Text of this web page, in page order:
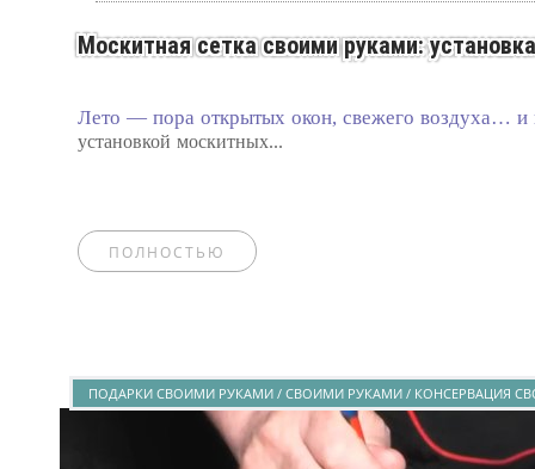
Москитная сетка своими руками:
Лето — пора открытых окон, свежего воздуха…
установкой москитных...
ПОЛНОСТЬЮ
ПОДАРКИ СВОИМИ РУКАМИ / СВОИМИ РУКАМИ / КОНСЕРВАЦИЯ